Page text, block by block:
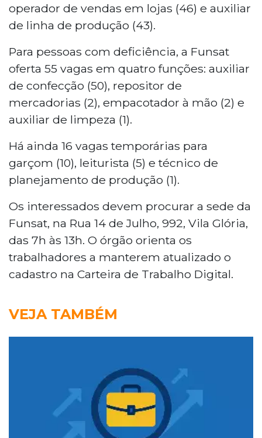
operador de vendas em lojas (46) e auxiliar
de linha de produção (43).
Para pessoas com deficiência, a Funsat
oferta 55 vagas em quatro funções: auxiliar
de confecção (50), repositor de
mercadorias (2), empacotador à mão (2) e
auxiliar de limpeza (1).
Há ainda 16 vagas temporárias para
garçom (10), leiturista (5) e técnico de
planejamento de produção (1).
Os interessados devem procurar a sede da
Funsat, na Rua 14 de Julho, 992, Vila Glória,
das 7h às 13h. O órgão orienta os
trabalhadores a manterem atualizado o
cadastro na Carteira de Trabalho Digital.
VEJA TAMBÉM